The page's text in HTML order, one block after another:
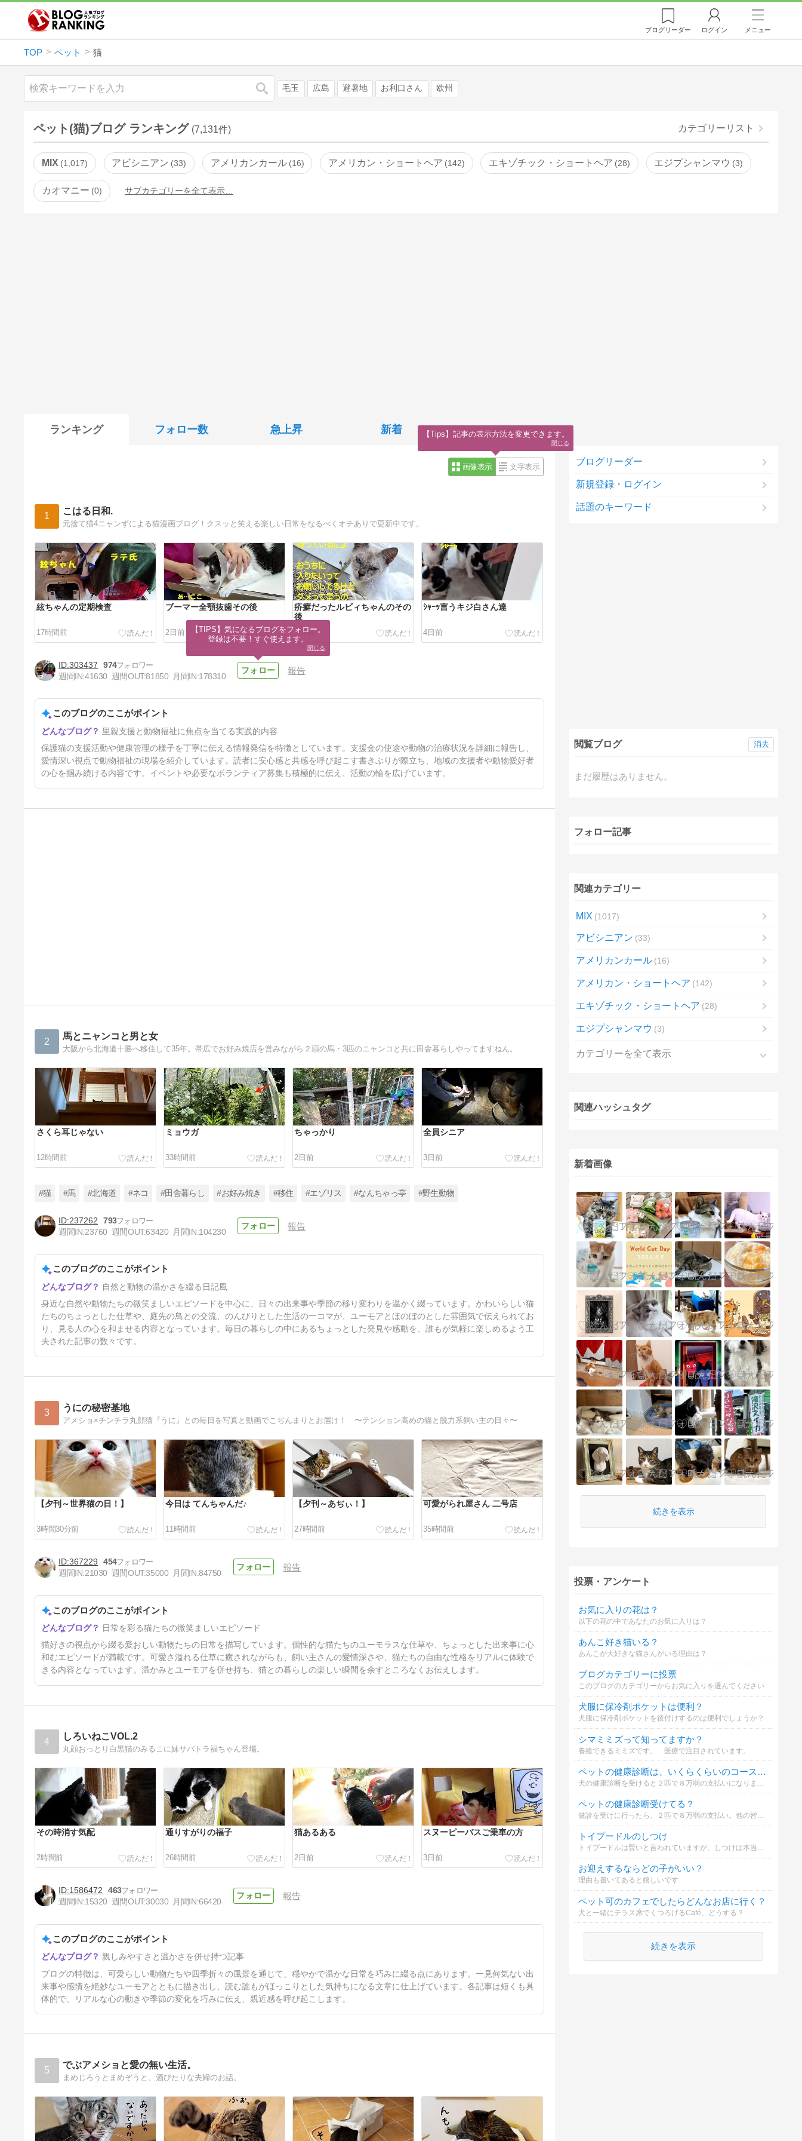
ブログリーダー ログイン メニュー
TOP ペット 猫
検索 毛玉 広島 避暑地 お利口さん 欧州
ペット(猫)ブログ ランキング (7,131件) カテゴリーリスト
MIX 1,017 アビシニアン 33 アメリカンカール 16 アメリカン・ショートヘア 142 エキゾチック・ショートヘア 28 エジプシャンマウ 3
カオマニー 0 サブカテゴリーを全て表示…
ランキング フォロー数 急上昇 新着
画像表示 文字表示
1 こはる日和.
元捨て猫4ニャンずによる猫漫画ブログ！クスッと笑える楽しい日常をなるべくオチありで更新中です。
絃ちゃんの定期検査
17時間前
ブーマー全顎抜歯その後
2日前
疥癬だったルビィちゃんのその
後
3日前
ｼｬｰｯ言うキジ白さん達
4日前
躾けはクレハ教官
5日前
303437
974
週間IN:41630 週間OUT:81850 月間IN:178310
報告
このブログのここがポイント
里親支援と動物福祉に焦点を当てる実践的内容
保護猫の支援活動や健康管理の様子を丁寧に伝える情報発信を特徴としています。支援金の使途や動物の治療状況を詳細に報告し、
愛情深い視点で動物福祉の現場を紹介しています。読者に安心感と共感を呼び起こす書きぶりが際立ち、地域の支援者や動物愛好者
の心を掴み続ける内容です。イベントや必要なボランティア募集も積極的に伝え、活動の輪を広げています。
2 馬とニャンコと男と女
大阪から北海道十勝へ移住して35年。帯広でお好み焼店を営みながら２頭の馬・3匹のニャンコと共に田舎暮らしやってますねん。
さくら耳じゃない
12時間前
ミョウガ
33時間前
ちゃっかり
2日前
全員シニア
3日前
4日前
#猫 #馬 #北海道 #ネコ #田舎暮らし #お好み焼き #移住 #エゾリス #なんちゃっ亭 #野生動物
237262
793
週間IN:23760 週間OUT:63420 月間IN:104230
報告
このブログのここがポイント
自然と動物の温かさを綴る日記風
身近な自然や動物たちの微笑ましいエピソードを中心に、日々の出来事や季節の移り変わりを温かく綴っています。かわいらしい猫
たちのちょっとした仕草や、庭先の鳥との交流、のんびりとした生活の一コマが、ユーモアとほのぼのとした雰囲気で伝えられてお
り、見る人の心を和ませる内容となっています。毎日の暮らしの中にあるちょっとした発見や感動を、誰もが気軽に楽しめるよう工
夫された記事の数々です。
3 うにの秘密基地
アメショ×チンチラ丸顔猫『うに』との毎日を写真と動画でこぢんまりとお届け！ 〜テンション高めの猫と脱力系飼い主の日々〜
【夕刊～世界猫の日！】
3時間30分前
今日は てんちゃんだ♪
11時間前
【夕刊～あぢぃ！】
27時間前
可愛がられ屋さん 二号店
35時間前
【夕刊～夏のマーメイド！】
2日前
367229
454
週間IN:21030 週間OUT:35000 月間IN:84750
報告
このブログのここがポイント
日常を彩る猫たちの微笑ましいエピソード
猫好きの視点から綴る愛おしい動物たちの日常を描写しています。個性的な猫たちのユーモラスな仕草や、ちょっとした出来事に心
和むエピソードが満載です。可愛さ溢れる仕草に癒されながらも、飼い主さんの愛情深さや、猫たちの自由な性格をリアルに体験で
きる内容となっています。温かみとユーモアを併せ持ち、猫との暮らしの楽しい瞬間を余すところなくお伝えします。
4 しろいねこVOL.2
丸顔おっとり白黒猫のみるこに妹サバトラ福ちゃん登場。
その時消す気配
2時間前
通りすがりの福子
26時間前
猫あるある
2日前
スヌーピーバスご乗車の方
3日前
福のカイカイ
4日前
1586472
463
週間IN:15320 週間OUT:30030 月間IN:66420
報告
このブログのここがポイント
親しみやすさと温かさを併せ持つ記事
ブログの特徴は、可愛らしい動物たちや四季折々の風景を通じて、穏やかで温かな日常を巧みに綴る点にあります。一見何気ない出
来事や感情を絶妙なユーモアとともに描き出し、読む誰もがほっこりとした気持ちになる文章に仕上げています。各記事は短くも具
体的で、リアルな心の動きや季節の変化を巧みに伝え、親近感を呼び起こします。
5 でぶアメショと愛の無い生活。
まめじろうとまめぞうと、酒びたりな夫婦のお話。
ブログリーダー
新規登録・ログイン
話題のキーワード
閲覧ブログ
まだ履歴はありません。
消去
フォロー記事
関連カテゴリー
MIX 1017
アビシニアン 33
アメリカンカール 16
アメリカン・ショートヘア 142
エキゾチック・ショートヘア 28
エジプシャンマウ 3
カテゴリーを全て表示
関連ハッシュタグ
新着画像
続きを表示
投票・アンケート
お気に入りの花は？
以下の花の中であなたのお気に入りは？
あんこ好き猫いる？
あんこが大好きな猫さんがいる理由は？
ブログカテゴリーに投票
このブログのカテゴリーからお気に入りを選んでください
犬服に保冷剤ポケットは便利？
犬服に保冷剤ポケットを後付けするのは便利でしょうか？
シマミミズって知ってますか？
養殖できるミミズです。 医療で注目されています。
ペットの健康診断は、いくらくらいのコースにしてますか？
犬の健康診断を受けると２匹で８万弱の支払いになりまして。世間の皆さんは、いくらくらい払っているのだろう？と疑問に思いましての質問です。ご協力お願いします。（１匹あたりの金額でお願いします）
ペットの健康診断受けてる？
健診を受けに行ったら、２匹で８万弱の支払い。他の皆様は健診、受けているのだろうか？いくらくらいかけているのだろうか？
トイプードルのしつけ
トイプードルは賢いと言われていますが、しつけは本当にしやすいでしょうか？
お迎えするならどの子がいい？
理由も書いてあると嬉しいです
ペット可のカフェでしたらどんなお店に行く？
犬と一緒にテラス席でくつろげるCafé、どうする？
続きを表示
【TIPS】気になるブログをフォロー。
登録は不要！すぐ使えます。
閉じる
【Tips】記事の表示方法を変更できます。
閉じる